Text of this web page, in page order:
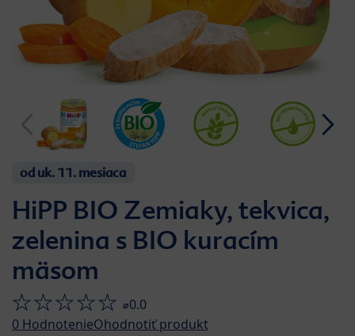
od uk. 11. mesiaca
HiPP BIO Zemiaky, tekvica,
zelenina s BIO kuracím
mäsom
⌀0.0
0 HodnotenieOhodnotiť produkt